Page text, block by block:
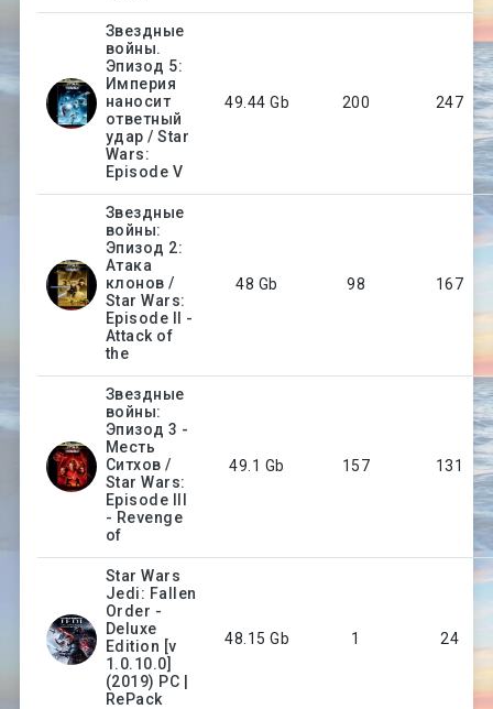
Звездные
войны.
Эпизод 5:
Империя
наносит
ответный
удар / Star
Wars:
Episode V
49.44 Gb 200 247
Звездные
войны:
Эпизод 2:
Атака
клонов /
Star Wars:
Episode II -
Attack of
the
48 Gb 98 167
Звездные
войны:
Эпизод 3 -
Месть
Ситхов /
Star Wars:
Episode III
- Revenge
of
49.1 Gb 157 131
Star Wars
Jedi: Fallen
Order -
Deluxe
Edition [v
1.0.10.0]
(2019) PC |
RePack
48.15 Gb 1 24